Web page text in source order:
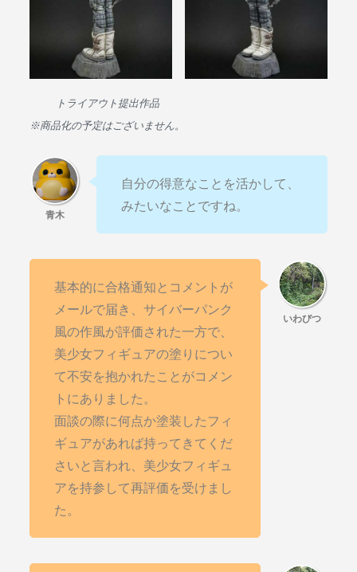
トライアウト提出作品
※商品化の予定はございません。
自分の得意なことを活かして、
みたいなことですね。
基本的に合格通知とコメントが
メールで届き、サイバーパンク
風の作風が評価された一方で、
美少女フィギュアの塗りについ
て不安を抱かれたことがコメン
トにありました。
面談の際に何点か塗装したフィ
ギュアがあれば持ってきてくだ
さいと言われ、美少女フィギュ
アを持参して再評価を受けまし
た。